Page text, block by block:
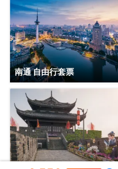
南通 自由行套票